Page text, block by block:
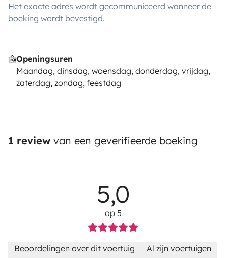
Het exacte adres wordt gecommuniceerd wanneer de
boeking wordt bevestigd.
Openingsuren
Maandag, dinsdag, woensdag, donderdag, vrijdag,
zaterdag, zondag, feestdag
1 review van een geverifieerde boeking
5,0
op 5
Beoordelingen over dit voertuig Al zijn voertuigen